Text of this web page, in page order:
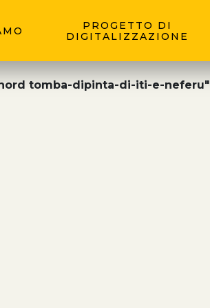
PROGETTO DI
DIGITALIZZAZIONE
tomba-dipinta-di-iti-e-neferu"